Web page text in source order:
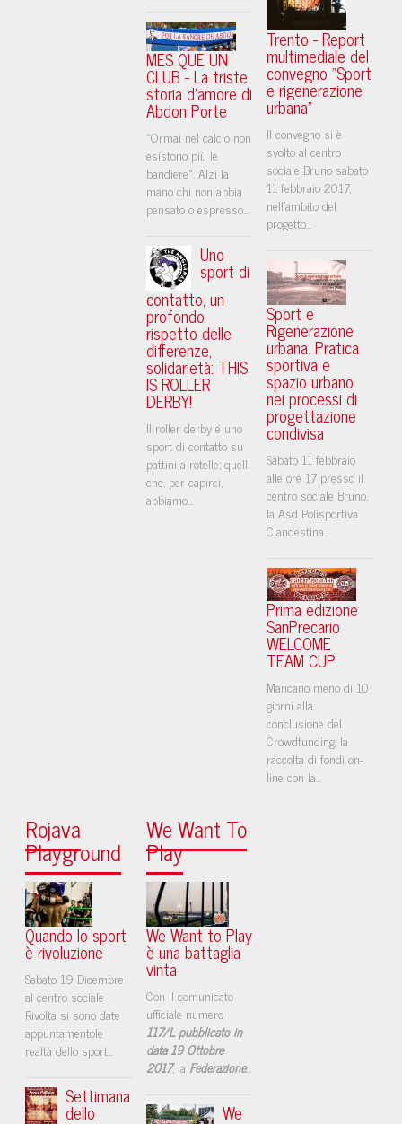
MES QUE UN
CLUB - La triste
storia d'amore di
Abdon Porte
«Ormai nel calcio non
esistono più le
bandiere». Alzi la
mano chi non abbia
pensato o espresso...
Uno
sport di
contatto, un
profondo
rispetto delle
differenze,
solidarietà: THIS
IS ROLLER
DERBY!
Il roller derby é uno
sport di contatto su
pattini a rotelle; quelli
che, per capirci,
abbiamo...
Trento - Report
multimediale del
convegno "Sport
e rigenerazione
urbana"
Il convegno si è
svolto al centro
sociale Bruno sabato
11 febbraio 2017,
nell'ambito del
progetto...
Sport e
Rigenerazione
urbana. Pratica
sportiva e
spazio urbano
nei processi di
progettazione
condivisa
Sabato 11 febbraio
alle ore 17 presso il
centro sociale Bruno,
la Asd Polisportiva
Clandestina...
Prima edizione
SanPrecario
WELCOME
TEAM CUP
Mancano meno di 10
giorni alla
conclusione del
Crowdfunding, la
raccolta di fondi on-
line con la...
Rojava
Playground
Quando lo sport
è rivoluzione
Sabato 19 Dicembre
al centro sociale
Rivolta si sono date
appuntamentole
realtà dello sport...
Settimana
dello
We Want To
Play
We Want to Play
è una battaglia
vinta
Con il comunicato
ufficiale numero
117/L pubblicato in
data 19 Ottobre
2017, la Federazione...
We